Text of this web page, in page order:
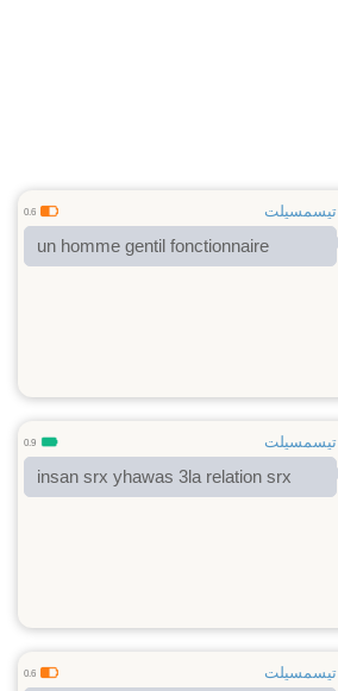
تيسمسيلت 0.6
un homme gentil fonctionnaire
تيسمسيلت 0.9
insan srx yhawas 3la relation srx
تيسمسيلت 0.6